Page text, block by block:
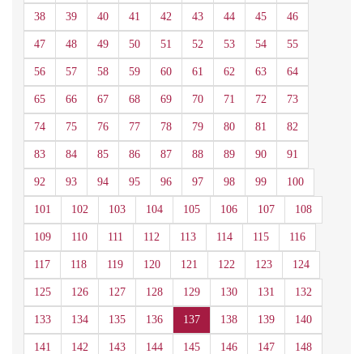
38 39 40 41 42 43 44 45 46
47 48 49 50 51 52 53 54 55
56 57 58 59 60 61 62 63 64
65 66 67 68 69 70 71 72 73
74 75 76 77 78 79 80 81 82
83 84 85 86 87 88 89 90 91
92 93 94 95 96 97 98 99 100
101 102 103 104 105 106 107 108
109 110 111 112 113 114 115 116
117 118 119 120 121 122 123 124
125 126 127 128 129 130 131 132
133 134 135 136 137 138 139 140
141 142 143 144 145 146 147 148